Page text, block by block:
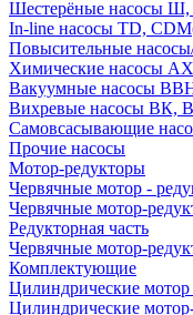
Шестерёные насосы
In-line насосы TD,
Повысительные
Химические насосы
Вакуумные насосы
Вихревые насосы ВК,
Самовсасывающие
Прочие насосы
Мотор-редукторы
Червячные мотор -
Червячные мотор-
Редукторная часть
Червячные мотор-
Комплектующие
Цилиндрические мотор
Цилиндрические